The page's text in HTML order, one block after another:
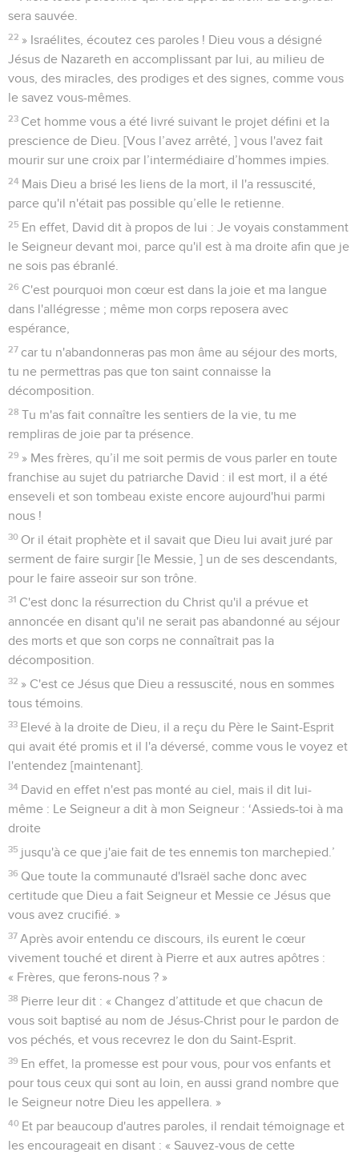
sera sauvée.
22 » Israélites, écoutez ces paroles ! Dieu vous a désigné
Jésus de Nazareth en accomplissant par lui, au milieu de
vous, des miracles, des prodiges et des signes, comme vous
le savez vous-mêmes.
23 Cet homme vous a été livré suivant le projet défini et la
prescience de Dieu. [Vous l’avez arrêté, ] vous l'avez fait
mourir sur une croix par l’intermédiaire d’hommes impies.
24 Mais Dieu a brisé les liens de la mort, il l'a ressuscité,
parce qu'il n'était pas possible qu’elle le retienne.
25 En effet, David dit à propos de lui : Je voyais constamment
le Seigneur devant moi, parce qu'il est à ma droite afin que je
ne sois pas ébranlé.
26 C'est pourquoi mon cœur est dans la joie et ma langue
dans l'allégresse ; même mon corps reposera avec
espérance,
27 car tu n'abandonneras pas mon âme au séjour des morts,
tu ne permettras pas que ton saint connaisse la
décomposition.
28 Tu m'as fait connaître les sentiers de la vie, tu me
rempliras de joie par ta présence.
29 » Mes frères, qu’il me soit permis de vous parler en toute
franchise au sujet du patriarche David : il est mort, il a été
enseveli et son tombeau existe encore aujourd'hui parmi
nous !
30 Or il était prophète et il savait que Dieu lui avait juré par
serment de faire surgir [le Messie, ] un de ses descendants,
pour le faire asseoir sur son trône.
31 C'est donc la résurrection du Christ qu'il a prévue et
annoncée en disant qu'il ne serait pas abandonné au séjour
des morts et que son corps ne connaîtrait pas la
décomposition.
32 » C'est ce Jésus que Dieu a ressuscité, nous en sommes
tous témoins.
33 Elevé à la droite de Dieu, il a reçu du Père le Saint-Esprit
qui avait été promis et il l'a déversé, comme vous le voyez et
l'entendez [maintenant].
34 David en effet n'est pas monté au ciel, mais il dit lui-
même : Le Seigneur a dit à mon Seigneur : ‘Assieds-toi à ma
droite
35 jusqu'à ce que j'aie fait de tes ennemis ton marchepied.’
36 Que toute la communauté d'Israël sache donc avec
certitude que Dieu a fait Seigneur et Messie ce Jésus que
vous avez crucifié. »
37 Après avoir entendu ce discours, ils eurent le cœur
vivement touché et dirent à Pierre et aux autres apôtres :
« Frères, que ferons-nous ? »
38 Pierre leur dit : « Changez d’attitude et que chacun de
vous soit baptisé au nom de Jésus-Christ pour le pardon de
vos péchés, et vous recevrez le don du Saint-Esprit.
39 En effet, la promesse est pour vous, pour vos enfants et
pour tous ceux qui sont au loin, en aussi grand nombre que
le Seigneur notre Dieu les appellera. »
40 Et par beaucoup d'autres paroles, il rendait témoignage et
les encourageait en disant : « Sauvez-vous de cette